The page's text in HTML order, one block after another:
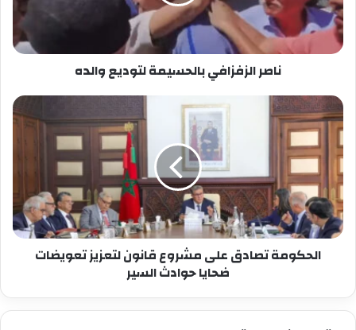
ناصر الزفزافي بالحسيمة لتوديع والده
الحكومة
تصادق
على
مشروع
قانون
لتعزيز
تعويضات
ضحايا
حوادث
الحكومة تصادق على مشروع قانون لتعزيز تعويضات
ضحايا حوادث السير